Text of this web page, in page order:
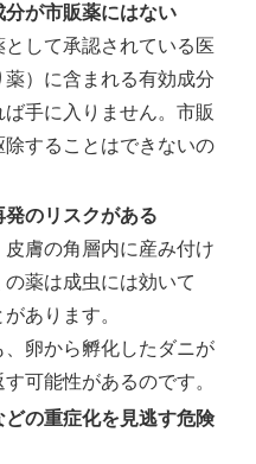
が市販薬にはない
して承認されている医
）に含まれる有効成分
手に入りません。市販
することはできないの
のリスクがある
膚の角層内に産み付け
薬は成虫には効いて
あります。
卵から孵化したダニが
可能性があるのです。
の重症化を見逃す危険